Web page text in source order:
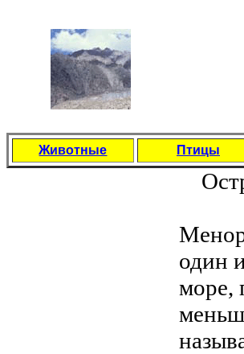
Животные Птицы
один
море,